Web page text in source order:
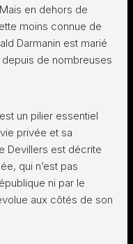
en dehors de
moins connue de
Darmanin est marié
de nombreuses
un pilier essentiel
privée et sa
Devillers est décrite
qui n’est pas
ni par le
aux côtés de son